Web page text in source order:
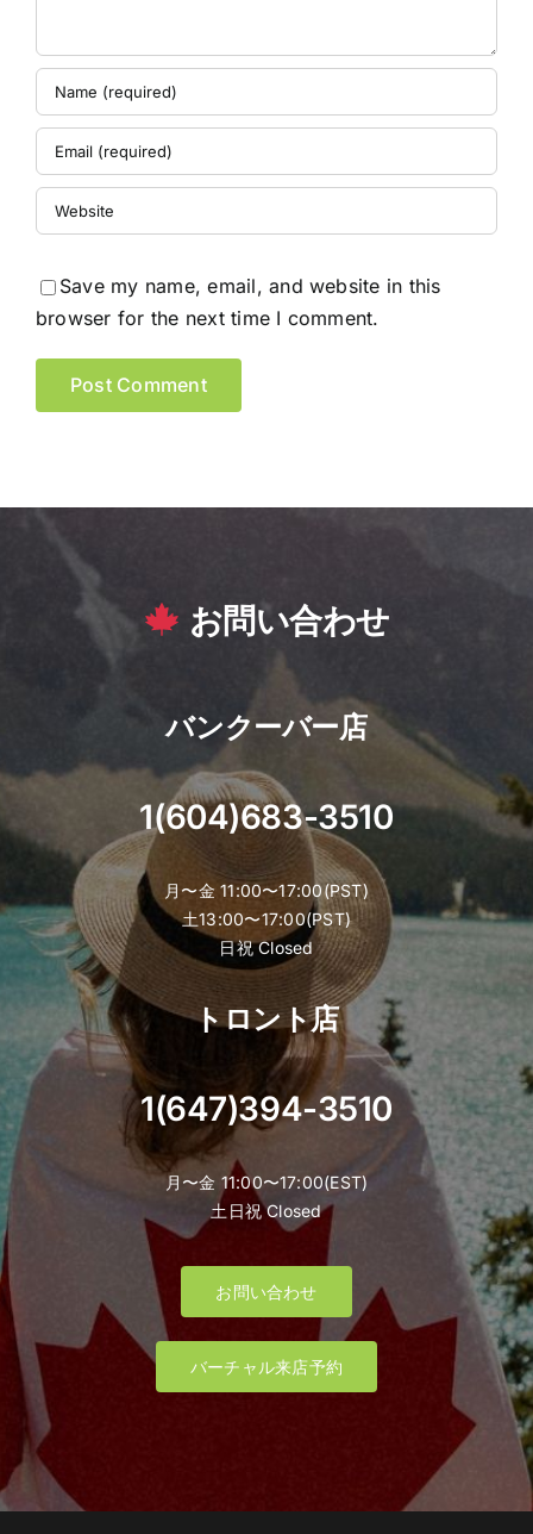
Save my name, email, and website in this
browser for the next time I comment.
お問い合わせ
バンクーバー店
1(604)683-3510
月〜金 11:00〜17:00(PST)
土13:00〜17:00(PST)
日祝 Closed
トロント店
1(647)394-3510
月〜金 11:00〜17:00(EST)
土日祝 Closed
お問い合わせ
バーチャル来店予約